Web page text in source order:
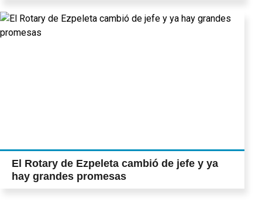
El Rotary de Ezpeleta cambió de jefe y ya
hay grandes promesas